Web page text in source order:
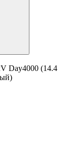
Day4000 (14.4